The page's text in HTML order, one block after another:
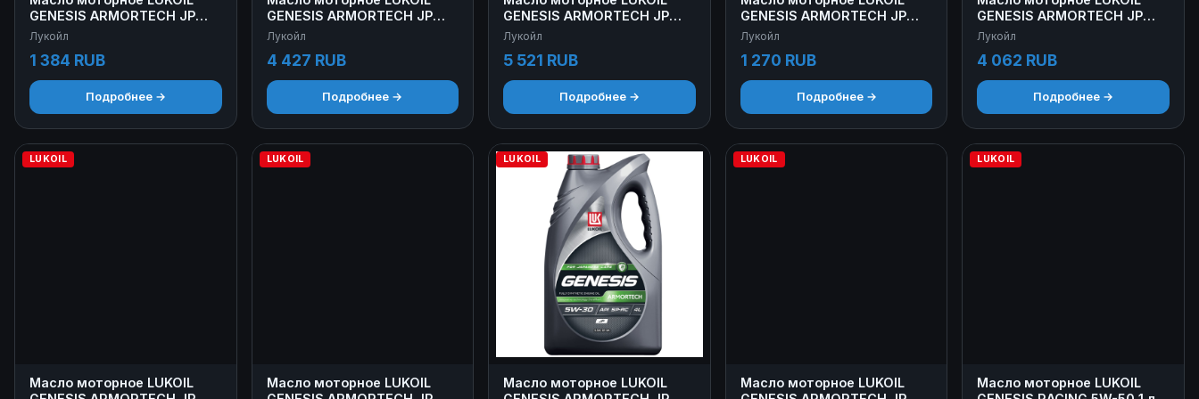
GENESIS ARMORTECH JP
0W-20 1 л
Лукойл
1 384 RUB
Подробнее →
GENESIS ARMORTECH JP
0W-20 4 л
Лукойл
4 427 RUB
Подробнее →
GENESIS ARMORTECH JP
0W-20 4+1 л
Лукойл
5 521 RUB
Подробнее →
GENESIS ARMORTECH JP
0W-30 1 л
Лукойл
1 270 RUB
Подробнее →
GENESIS ARMORTECH JP
0W-30 4 л
Лукойл
4 062 RUB
Подробнее →
LUKOIL
Масло моторное LUKOIL
LUKOIL
Масло моторное LUKOIL
LUKOIL
Масло моторное LUKOIL
LUKOIL
Масло моторное LUKOIL
LUKOIL
Масло моторное LUKOIL